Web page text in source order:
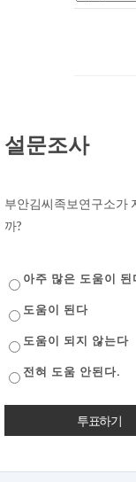
설문조사
부안김씨족보연구소가
까?
아주 많은 도움이 된
도움이 된다
도움이 되지 않는다
전혀 도움 안된다.